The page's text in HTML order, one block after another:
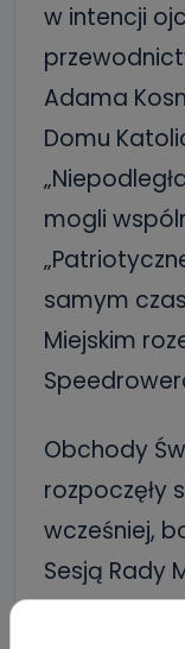
w intencji
Adama
Domu
mogli
samym
Miejskim
Obchody
rozpoczęły
wcześniej,
Sesją Rady